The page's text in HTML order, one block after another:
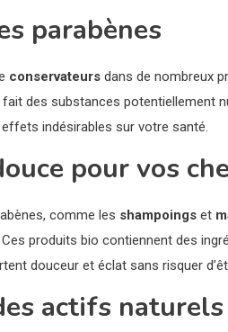
parabènes
conservateurs dans de nombreux
des substances potentiellement
indésirables sur votre santé.
pour vos
comme les shampoings et
produits bio contiennent des
douceur et éclat sans risquer
actifs naturels